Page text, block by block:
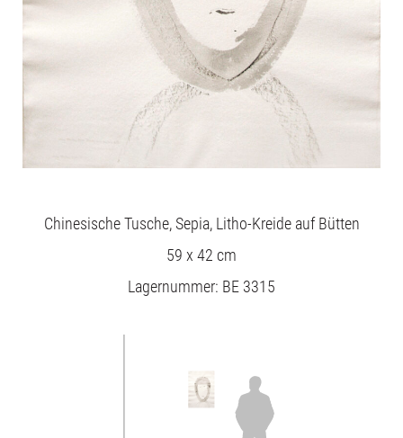
Chinesische Tusche, Sepia, Litho-Kreide auf Bütten
59 x 42 cm
Lagernummer: BE 3315